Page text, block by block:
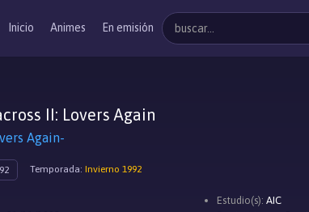
Inicio Animes En emisión
II: Lovers Again
Again-
Temporada: Invierno 1992
Estudio(s): AIC